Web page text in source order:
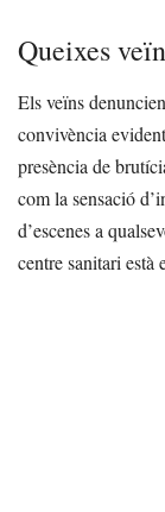
Queixes
Els veïns
convivència
presència de
com la sensació
d’escenes a
centre sanitari està